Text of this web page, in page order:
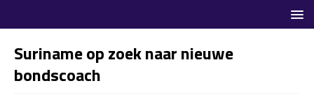
Suriname op zoek naar nieuwe
bondscoach